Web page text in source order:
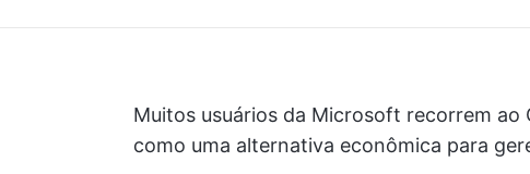
Muitos usuários da Microsoft recorrem
como uma alternativa econômica para